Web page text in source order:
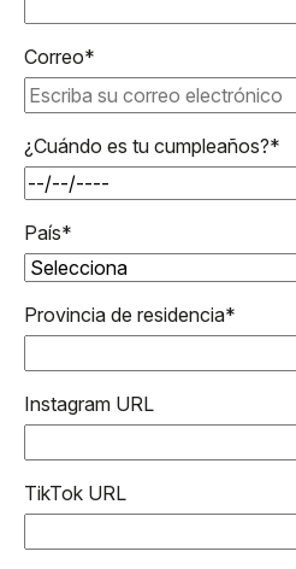
Correo*
¿Cuándo es tu cumpleaños?*
País*
Provincia de residencia*
Instagram URL
TikTok URL